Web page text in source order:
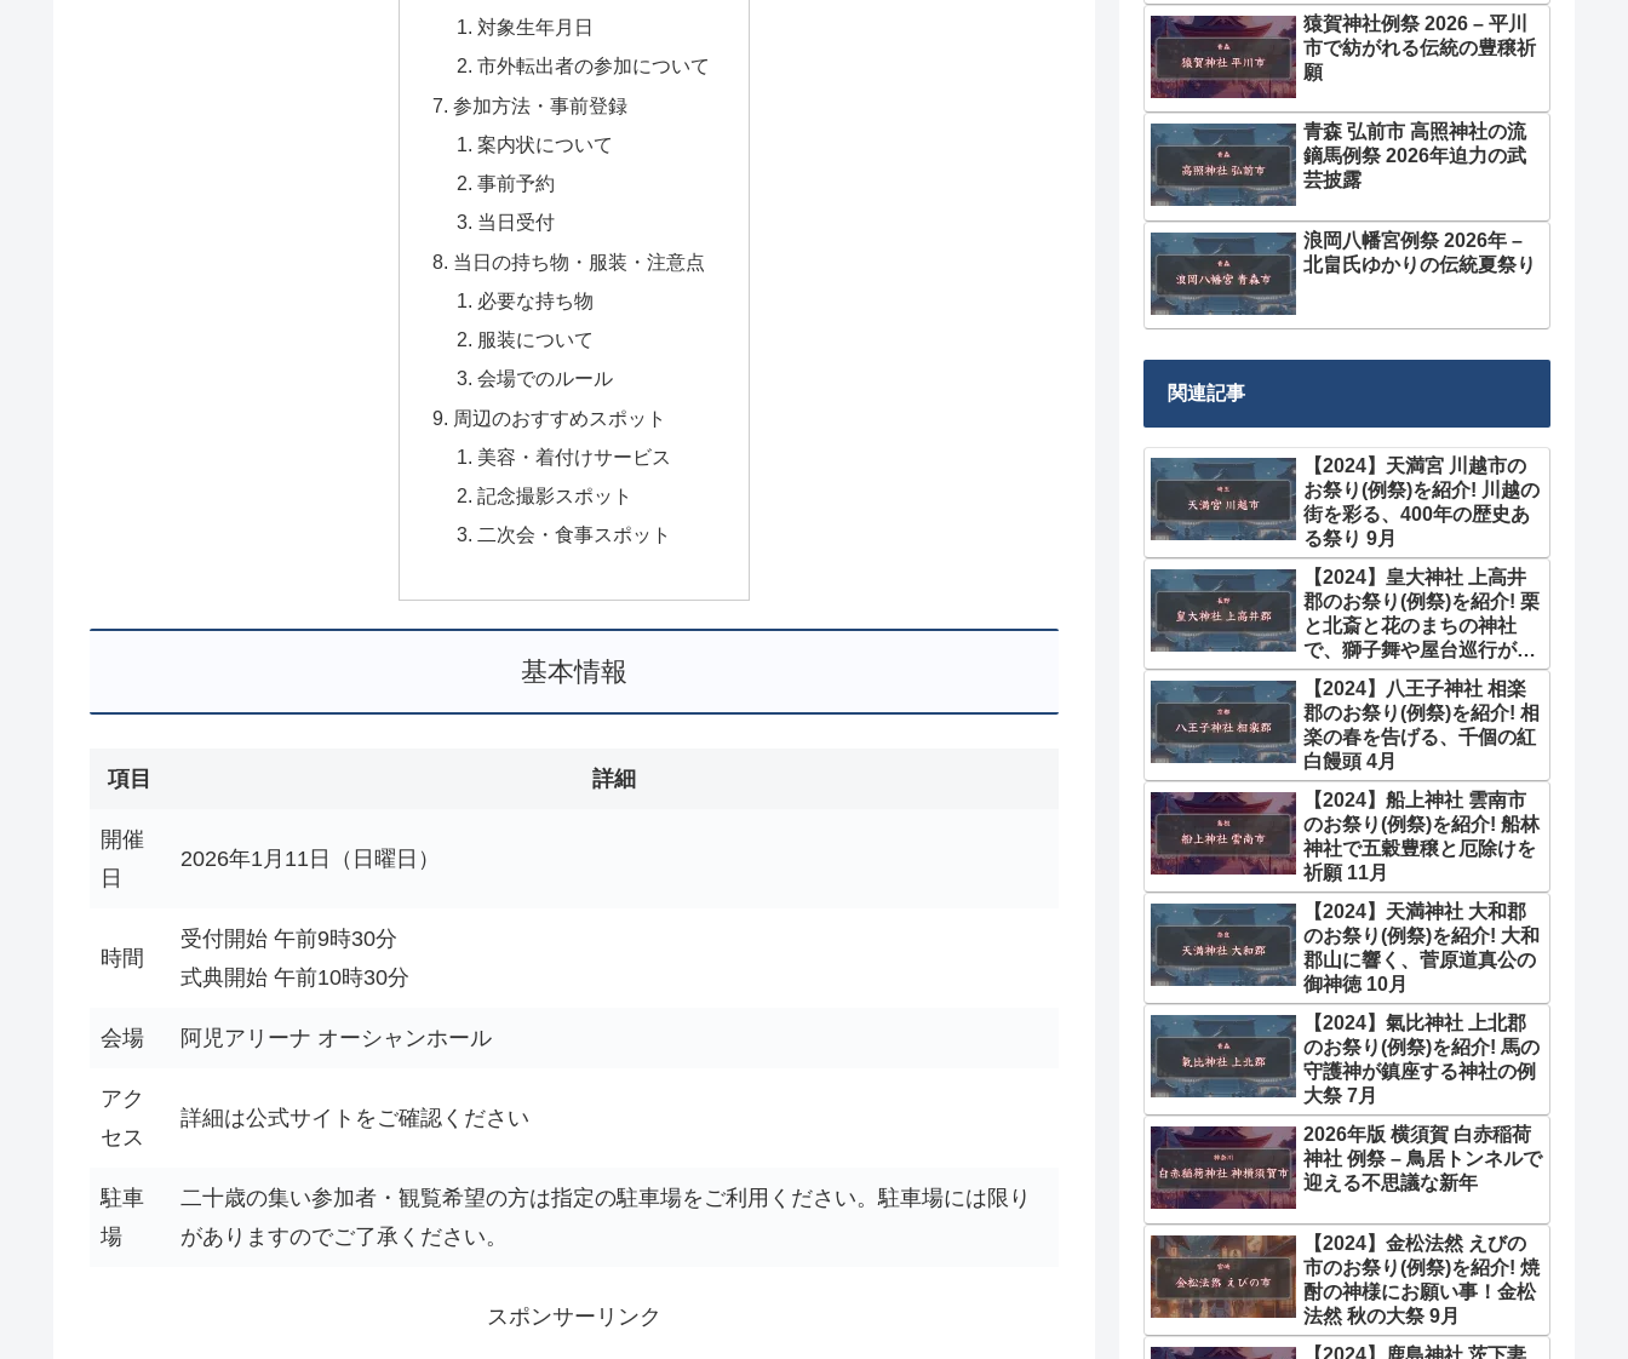
対象生年月日
市外転出者の参加について
参加方法・事前登録
案内状について
事前予約
当日受付
当日の持ち物・服装・注意点
必要な持ち物
服装について
会場でのルール
周辺のおすすめスポット
美容・着付けサービス
記念撮影スポット
二次会・食事スポット
基本情報
項目 詳細
開催
日
2026年1月11日（日曜日）
時間
受付開始 午前9時30分
式典開始 午前10時30分
会場 阿児アリーナ オーシャンホール
アク
セス
詳細は公式サイトをご確認ください
駐車
場
二十歳の集い参加者・観覧希望の方は指定の駐車場をご利用ください。駐車場には限り
がありますのでご了承ください。
スポンサーリンク
猿賀神社例祭 2026 – 平川
市で紡がれる伝統の豊穣祈
願
青森 弘前市 高照神社の流
鏑馬例祭 2026年迫力の武
芸披露
浪岡八幡宮例祭 2026年 –
北畠氏ゆかりの伝統夏祭り
関連記事
【2024】天満宮 川越市の
お祭り(例祭)を紹介! 川越の
街を彩る、400年の歴史あ
る祭り 9月
【2024】皇大神社 上高井
郡のお祭り(例祭)を紹介! 栗
と北斎と花のまちの神社
で、獅子舞や屋台巡行が楽
しめる例祭 10月
【2024】八王子神社 相楽
郡のお祭り(例祭)を紹介! 相
楽の春を告げる、千個の紅
白饅頭 4月
【2024】船上神社 雲南市
のお祭り(例祭)を紹介! 船林
神社で五穀豊穣と厄除けを
祈願 11月
【2024】天満神社 大和郡
のお祭り(例祭)を紹介! 大和
郡山に響く、菅原道真公の
御神徳 10月
【2024】氣比神社 上北郡
のお祭り(例祭)を紹介! 馬の
守護神が鎮座する神社の例
大祭 7月
2026年版 横須賀 白赤稲荷
神社 例祭 – 鳥居トンネルで
迎える不思議な新年
【2024】金松法然 えびの
市のお祭り(例祭)を紹介! 焼
酎の神様にお願い事！金松
法然 秋の大祭 9月
【2024】鹿島神社 茨下妻